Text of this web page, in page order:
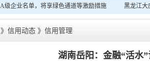
企业名单，将享绿色通道等激励措施 黑龙江大
》 信用动态 》 信用管理
湖南岳阳：金融“活水